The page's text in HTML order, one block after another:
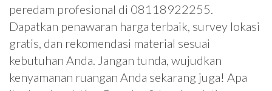
peredam profesional di 08118922255.
Dapatkan penawaran harga terbaik, survey lokasi
gratis, dan rekomendasi material sesuai
kebutuhan Anda. Jangan tunda, wujudkan
kenyamanan ruangan Anda sekarang juga! Apa